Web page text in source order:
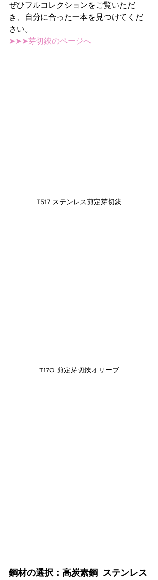
ぜひフルコレクションをご覧いただ
き、自分に合った一本を見つけてくだ
さい。
➤➤➤芽切鋏のページへ
T517 ステンレス剪定芽切鋏
T17O 剪定芽切鋏オリーブ
鋼材の選択：高炭素鋼  ステンレス